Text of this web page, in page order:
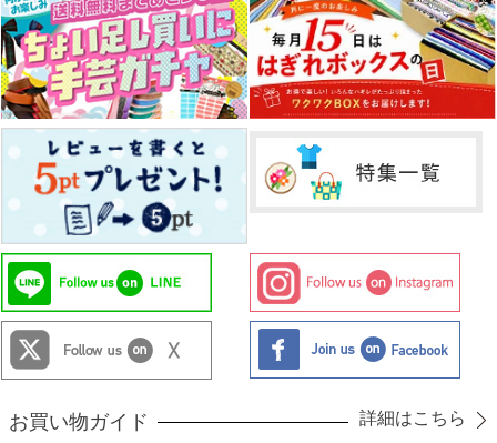
お買い物ガイド 詳細はこちら